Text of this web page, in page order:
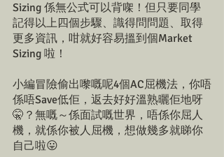
Sizing 係無公式可以背㗎！但只要同學
記得以上四個步驟、識得問問題、取得
更多資訊，咁就好容易搵到個Market
Sizing 啦！
小編冒險偷出嚟嘅呢4個AC屈機法，你唔
係唔Save低佢，返去好好溫熟曬佢地呀
🤫？無嘅～係面試嘅世界，唔係你屈人
機，就係你被人屈機，想做幾多就睇你
自己啦😛